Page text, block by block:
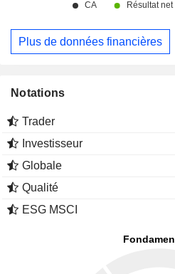
Plus de données financières
Notations
Trader
Investisseur
Globale
Qualité
ESG MSCI